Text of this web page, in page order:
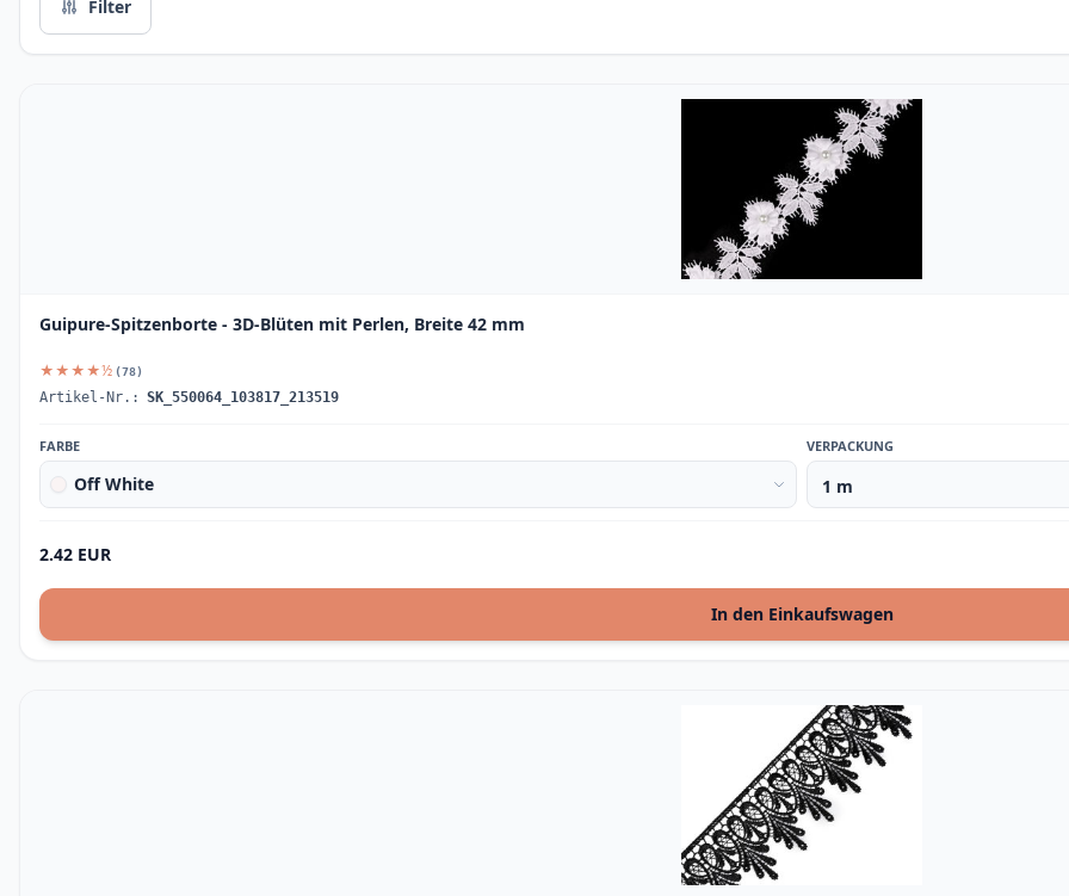
Filter
Guipure-Spitzenborte - 3D-Blüten mit Perlen, Breite 42 mm
★★★★½ (78)
Artikel-Nr.: SK_550064_103817_213519
FARBE
Off White
VERPACKUNG
2.42 EUR
In den Einkaufswagen